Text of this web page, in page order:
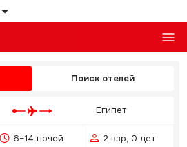
Поиск отелей
Египет
6–14 ночей 2 взр, 0 дет